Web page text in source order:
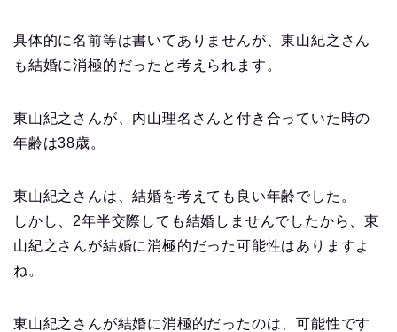
具体的に名前等は書いてありませんが、東山紀之さん
も結婚に消極的だったと考えられます。
東山紀之さんが、内山理名さんと付き合っていた時の
年齢は38歳。
東山紀之さんは、結婚を考えても良い年齢でした。
しかし、2年半交際しても結婚しませんでしたから、東
山紀之さんが結婚に消極的だった可能性はありますよ
ね。
東山紀之さんが結婚に消極的だったのは、可能性です